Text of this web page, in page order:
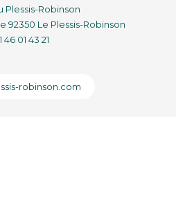
Plessis-Robinson
92350 Le Plessis-Robinson
46 01 43 21
robinson.com